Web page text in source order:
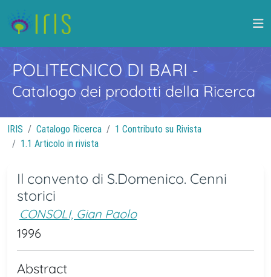
POLITECNICO DI BARI -
Catalogo dei prodotti della Ricerca
IRIS Catalogo Ricerca
1 Contributo su Rivista
1.1 Articolo in rivista
Il convento di S.Domenico. Cenni
storici
CONSOLI, Gian Paolo
1996
Abstract